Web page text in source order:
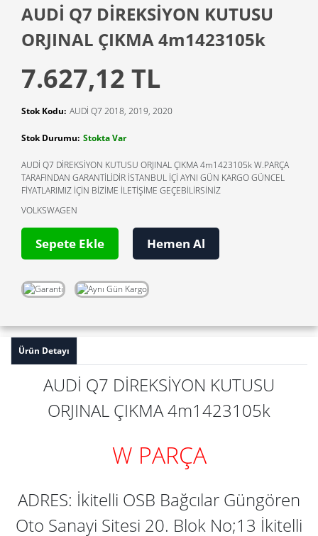
AUDİ Q7 DİREKSİYON KUTUSU
ORJINAL ÇIKMA 4m1423105k
7.627,12 TL
Stok Kodu: AUDİ Q7 2018, 2019, 2020
Stok Durumu: Stokta Var
AUDİ Q7 DİREKSİYON KUTUSU ORJINAL ÇIKMA 4m1423105k W.PARÇA
TARAFINDAN GARANTİLİDİR İSTANBUL İÇİ AYNI GÜN KARGO GÜNCEL
FİYATLARIMIZ İÇİN BİZİME İLETİŞİME GEÇEBİLİRSİNİZ
VOLKSWAGEN
Sepete Ekle Hemen Al
Ürün Detayı
AUDİ Q7 DİREKSİYON KUTUSU
ORJINAL ÇIKMA 4m1423105k
W PARÇA
ADRES: İkitelli OSB Bağcılar Güngören
Oto Sanayi Sitesi 20. Blok No;13 İkitelli